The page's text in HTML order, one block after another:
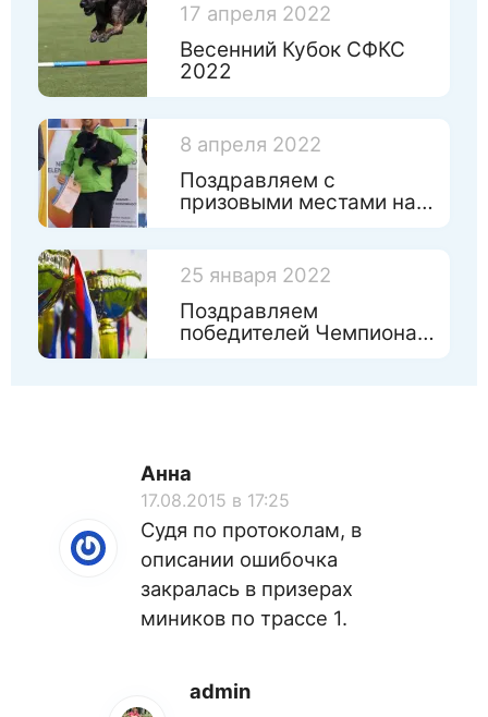
17 апреля 2022
Весенний Кубок СФКС
2022
8 апреля 2022
Поздравляем с
призовыми местами на
25 января 2022
Поздравляем
победителей Чемпионата
Анна
17.08.2015 в 17:25
Судя по протоколам, в
описании ошибочка
закралась в призерах
миников по трассе 1.
admin